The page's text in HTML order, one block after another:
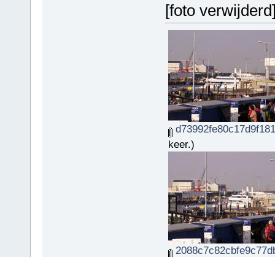
[foto
keer.)